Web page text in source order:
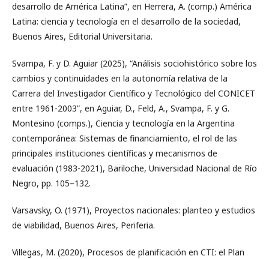
desarrollo de América Latina”, en Herrera, A. (comp.) América
Latina: ciencia y tecnología en el desarrollo de la sociedad,
Buenos Aires, Editorial Universitaria.
Svampa, F. y D. Aguiar (2025), “Análisis sociohistórico sobre los
cambios y continuidades en la autonomía relativa de la
Carrera del Investigador Científico y Tecnológico del CONICET
entre 1961-2003”, en Aguiar, D., Feld, A., Svampa, F. y G.
Montesino (comps.), Ciencia y tecnología en la Argentina
contemporánea: Sistemas de financiamiento, el rol de las
principales instituciones científicas y mecanismos de
evaluación (1983-2021), Bariloche, Universidad Nacional de Río
Negro, pp. 105–132.
Varsavsky, O. (1971), Proyectos nacionales: planteo y estudios
de viabilidad, Buenos Aires, Periferia.
Villegas, M. (2020), Procesos de planificación en CTI: el Plan